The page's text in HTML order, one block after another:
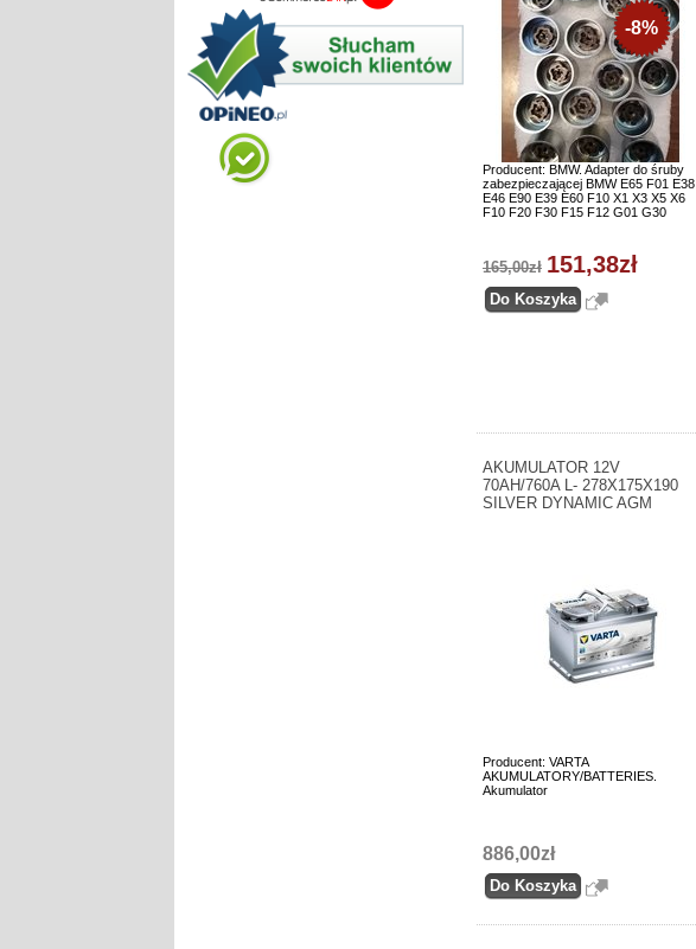
Producent: BMW. Adapter do śruby
zabezpieczającej BMW E65 F01 E38
E46 E90 E39 E60 F10 X1 X3 X5 X6
F10 F20 F30 F15 F12 G01 G30
-8%
165,00zł 151,38zł
AKUMULATOR 12V
70AH/760A L- 278X175X190
SILVER DYNAMIC AGM
Producent: VARTA
AKUMULATORY/BATTERIES.
Akumulator
886,00zł